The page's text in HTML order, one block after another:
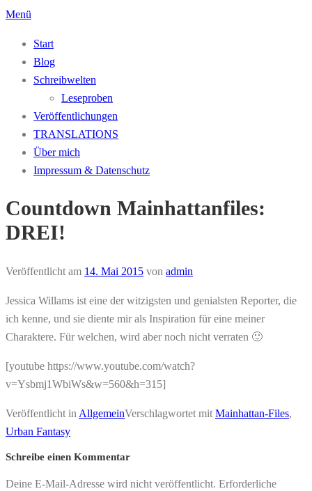
Zum
springen
Menü
Start
Blog
Schreibwelten
Leseproben
Veröffentlichungen
TRANSLATIONS
Über mich
Impressum & Datenschutz
Countdown Mainhattanfiles:
DREI!
Veröffentlicht am 14. Mai 2015 von admin
Jessica Willams ist eine der witzigsten und genialsten Reporter, die
ich kenne, und sie diente mir als Inspiration für eine meiner
Charaktere. Für welchen, wird aber noch nicht verraten 🙂
[youtube https://www.youtube.com/watch?
v=Ysbmj1WbiWs&w=560&h=315]
Veröffentlicht in AllgemeinVerschlagwortet mit Mainhattan-Files,
Urban Fantasy
Schreibe einen Kommentar
Deine E-Mail-Adresse wird nicht veröffentlicht. Erforderliche